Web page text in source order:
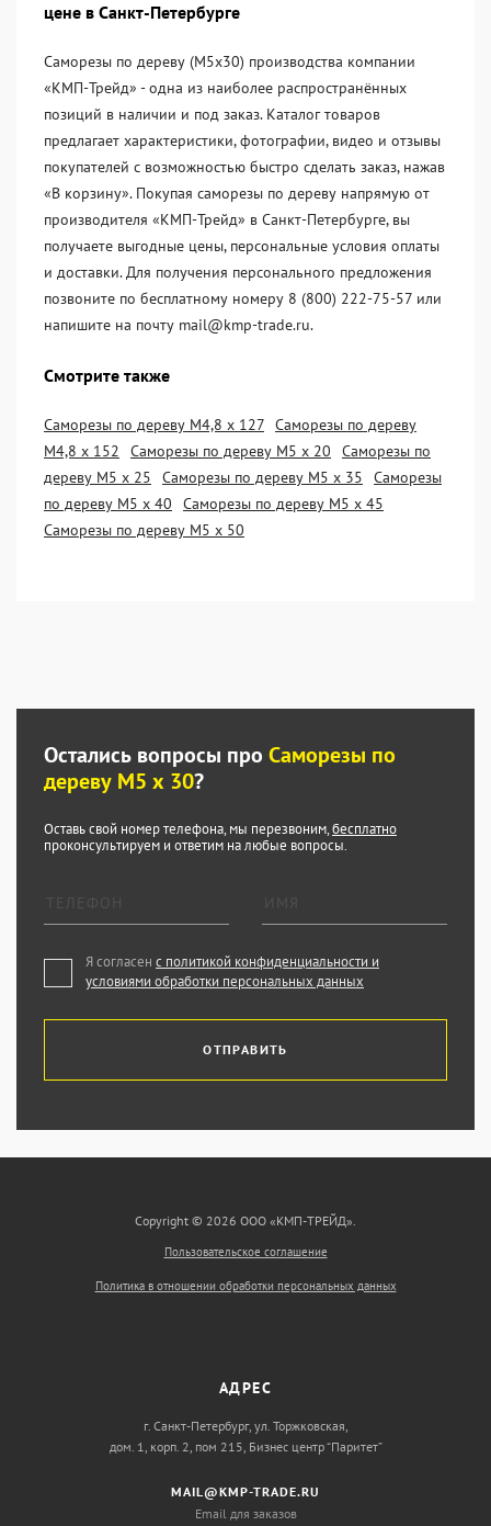
цене в Санкт-Петербурге
Саморезы по дереву (М5х30) производства компании
«KМП-Трейд» - одна из наиболее распространённых
позиций в наличии и под заказ. Каталог товаров
предлагает характеристики, фотографии, видео и отзывы
покупателей с возможностью быстро сделать заказ, нажав
«В корзину». Покупая саморезы по дереву напрямую от
производителя «KМП-Трейд» в Санкт-Петербурге, вы
получаете выгодные цены, персональные условия оплаты
и доставки. Для получения персонального предложения
позвоните по бесплатному номеру 8 (800) 222-75-57 или
напишите на почту mail@kmp-trade.ru.
Смотрите также
Саморезы по дереву М4,8 х 127 Саморезы по дереву
М4,8 х 152
Саморезы по дереву М5 х 20
Саморезы по
дереву М5 х 25
Саморезы по дереву М5 х 35
Саморезы
по дереву М5 х 40
Саморезы по дереву М5 х 45
Саморезы по дереву М5 х 50
Остались вопросы про Саморезы по
дереву М5 х 30?
Оставь свой номер телефона, мы перезвоним,бесплатно
проконсультируем и ответим на любые вопросы.
Я согласен с политикой конфиденциальности и
условиями обработки персональных данных
ОТПРАВИТЬ
Copyright © 2026 ООО «КМП-ТРЕЙД».
Пользовательское соглашение
Политика в отношении обработки персональных данных
АДРЕС
г. Санкт-Петербург, ул. Торжковская,
дом. 1, корп. 2, пом 215, Бизнес центр “Паритет”
MAIL@KMP-TRADE.RU
Email для заказов